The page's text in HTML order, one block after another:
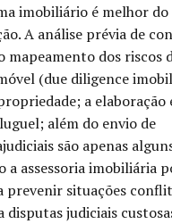
imobiliário é melhor do
A análise prévia de
mapeamento dos riscos
(due diligence
a elaboração
além do envio de
são apenas
a assessoria imobiliária
situações
disputas judiciais